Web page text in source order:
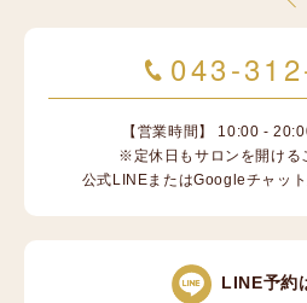
043-
【営業時間】 10:00 -
※定休日もサロンを開ける
公式LINEまたはGoogleチャット
LINE予約